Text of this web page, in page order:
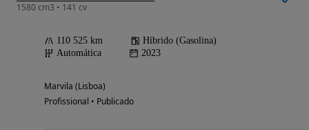
1580 cm3 • 141 cv
110 525 km
Híbrido (Gasolina)
Automática
2023
Marvila (Lisboa)
Profissional • Publicado